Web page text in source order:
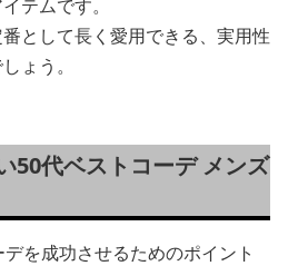
テムです。
として長く愛用できる、実用性
ょう。
50代ベストコーデ メンズ
を成功させるためのポイント